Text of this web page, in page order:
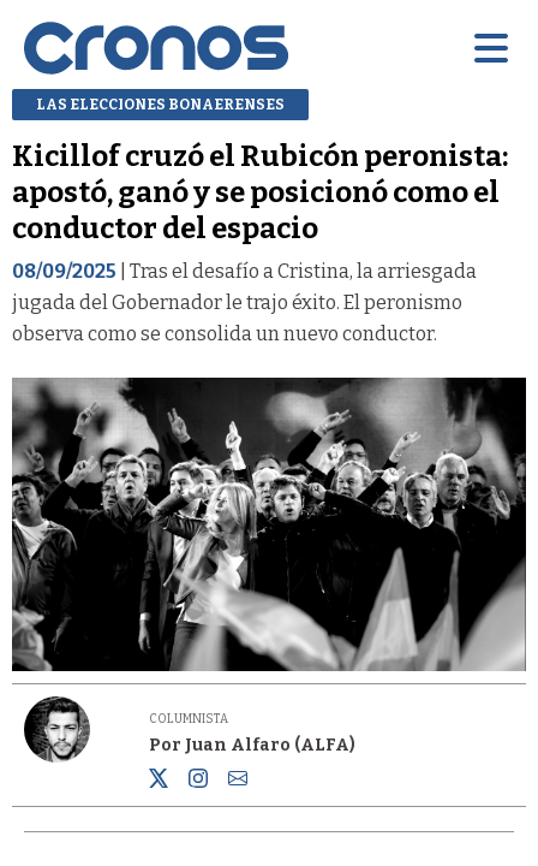
LAS ELECCIONES BONAERENSES
Kicillof cruzó el Rubicón peronista:
apostó, ganó y se posicionó como el
conductor del espacio
08/09/2025 | Tras el desafío a Cristina, la arriesgada
jugada del Gobernador le trajo éxito. El peronismo
observa como se consolida un nuevo conductor.
COLUMNISTA
Por Juan Alfaro (ALFA)